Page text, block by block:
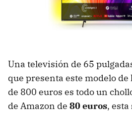
Una televisión de 65
que presenta este modelo de
de 800 euros es todo un
de Amazon de 80 euros,